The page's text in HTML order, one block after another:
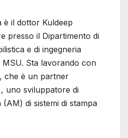
è il dottor Kuldeep
presso il Dipartimento di
e di ingegneria
Sta lavorando con
che è un partner
uno sviluppatore di
di sistemi di stampa